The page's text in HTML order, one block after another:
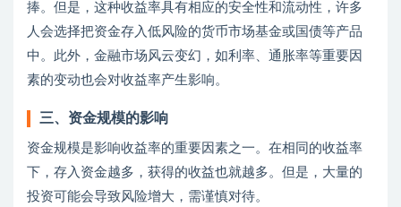
捧。但是，这种收益率具有相应的安全性和流动性，许多
人会选择把资金存入低风险的货币市场基金或国债等产品
中。此外，金融市场风云变幻，如利率、通胀率等重要因
素的变动也会对收益率产生影响。
三、资金规模的影响
资金规模是影响收益率的重要因素之一。在相同的收益率
下，存入资金越多，获得的收益也就越多。但是，大量的
投资可能会导致风险增大，需谨慎对待。